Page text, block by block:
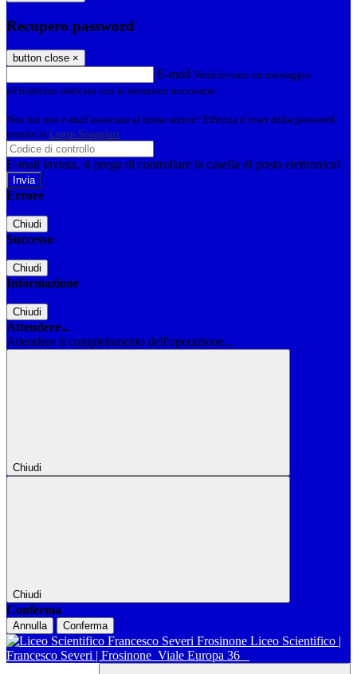
Recupero password
button close ×
E-mail Verrà inviato un messaggio
all'indirizzo indicato con le istruzioni necessarie.
Non hai una e-mail associata al nome utente? Effettua il reset della password
tramite la Login Spaggiari
E-mail inviata, si prega di controllare la casella di posta elettronica!
Errore
Chiudi
Successo
Chiudi
Informazione
Chiudi
Attendere...
Attendere il completamento dell'operazione...
Chiudi
Chiudi
Conferma
Annulla Conferma
Liceo Scientifico |
Francesco Severi | Frosinone Viale Europa 36